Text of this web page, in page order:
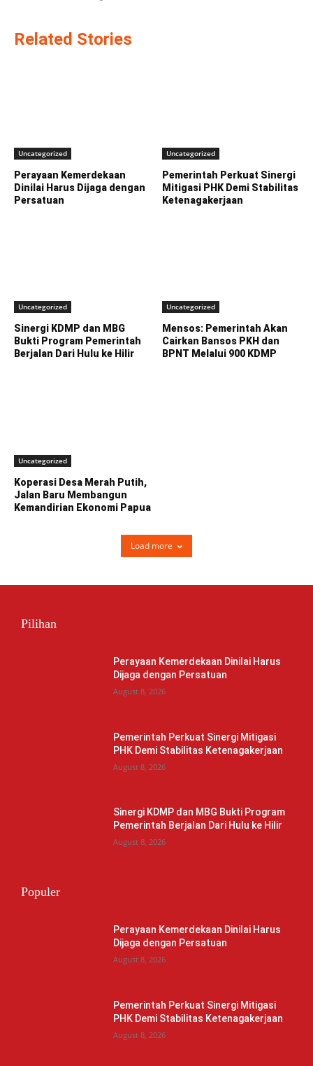
Related Stories
Uncategorized
Perayaan Kemerdekaan
Dinilai Harus Dijaga dengan
Persatuan
Uncategorized
Pemerintah Perkuat Sinergi
Mitigasi PHK Demi Stabilitas
Ketenagakerjaan
Uncategorized
Sinergi KDMP dan MBG
Bukti Program Pemerintah
Berjalan Dari Hulu ke Hilir
Uncategorized
Mensos: Pemerintah Akan
Cairkan Bansos PKH dan
BPNT Melalui 900 KDMP
Uncategorized
Koperasi Desa Merah Putih,
Jalan Baru Membangun
Kemandirian Ekonomi Papua
Load more
Pilihan
Perayaan Kemerdekaan Dinilai Harus
Dijaga dengan Persatuan
August 8, 2026
Pemerintah Perkuat Sinergi Mitigasi
PHK Demi Stabilitas Ketenagakerjaan
August 8, 2026
Sinergi KDMP dan MBG Bukti Program
Pemerintah Berjalan Dari Hulu ke Hilir
August 8, 2026
Populer
Perayaan Kemerdekaan Dinilai Harus
Dijaga dengan Persatuan
August 8, 2026
Pemerintah Perkuat Sinergi Mitigasi
PHK Demi Stabilitas Ketenagakerjaan
August 8, 2026